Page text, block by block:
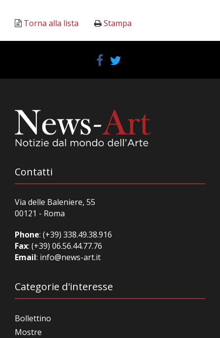
Torna alla lista Stampa
Contatti
Via delle Baleniere, 55
00121 - Roma
Phone: (+39) 338.49.38.916
Fax: (+39) 06.56.44.77.76
Email: info@news-art.it
Categorie d'interesse
Bollettino
Mostre